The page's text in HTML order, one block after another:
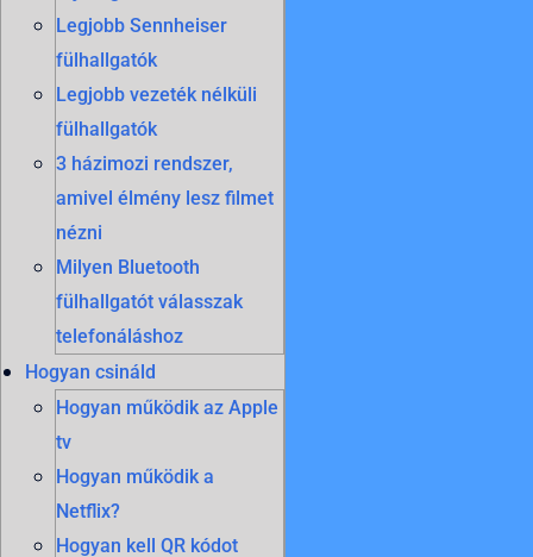
Legjobb Sennheiser
fülhallgatók
Legjobb vezeték nélküli
fülhallgatók
3 házimozi rendszer,
amivel élmény lesz filmet
nézni
Milyen Bluetooth
fülhallgatót válasszak
telefonáláshoz
Hogyan csináld
Hogyan működik az Apple
tv
Hogyan működik a
Netflix?
Hogyan kell QR kódot